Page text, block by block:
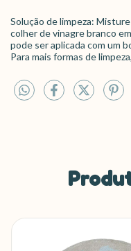
Solução de limpeza:
colher de vinagre branco
pode ser aplicada com um
Para mais formas de